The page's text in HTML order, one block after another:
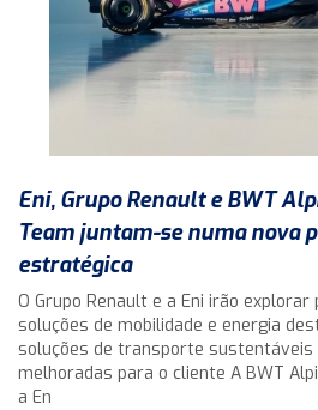
Eni, Grupo Renault e BWT
Team juntam-se numa nova
estratégica
O Grupo Renault e a Eni irão
soluções de mobilidade e energia
soluções de transporte sustentáveis
melhoradas para o cliente A BWT
a En